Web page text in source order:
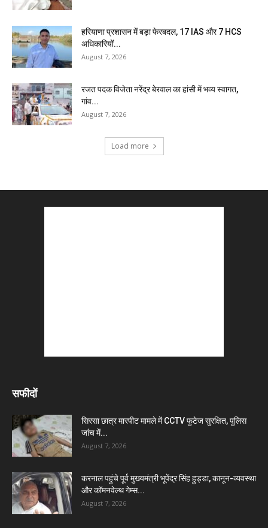
हरियाणा प्रशासन में बड़ा फेरबदल, 17 IAS और 7 HCS
अधिकारियों...
August 7, 2026
रजत पदक विजेता नरेंद्र बेरवाल का हांसी में भव्य स्वागत,
गांव...
August 7, 2026
Load more
सफीदों
सिरसा छात्र मारपीट मामले में CCTV फुटेज सुरक्षित, पुलिस
जांच में...
August 7, 2026
करनाल पहुंचे पूर्व मुख्यमंत्री भूपेंद्र सिंह हुड्डा, कानून-व्यवस्था
और कॉमनवेल्थ गेम्स...
August 7, 2026